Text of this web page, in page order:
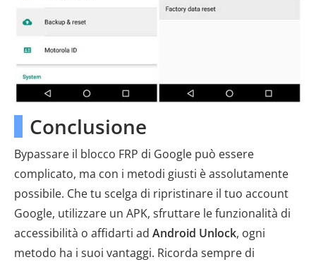
Conclusione
Bypassare il blocco FRP di Google può essere
complicato, ma con i metodi giusti è assolutamente
possibile. Che tu scelga di ripristinare il tuo account
Google, utilizzare un APK, sfruttare le funzionalità di
accessibilità o affidarti ad Android Unlock, ogni
metodo ha i suoi vantaggi. Ricorda sempre di